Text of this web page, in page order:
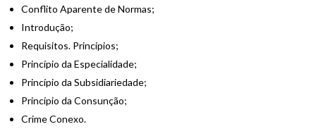
Conflito Aparente de Normas;
Introdução;
Requisitos. Princípios;
Princípio da Especialidade;
Princípio da Subsidiariedade;
Princípio da Consunção;
Crime Conexo.